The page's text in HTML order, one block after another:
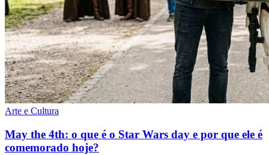
Arte e Cultura
May the 4th: o que é o Star Wars day e por que ele é
comemorado hoje?